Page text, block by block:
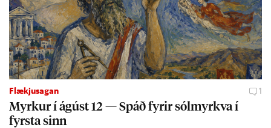
Flækjusagan 1
Myrk­ur í ág­úst 12 — Spáð fyr­ir sól­myrkva í
fyrsta sinn